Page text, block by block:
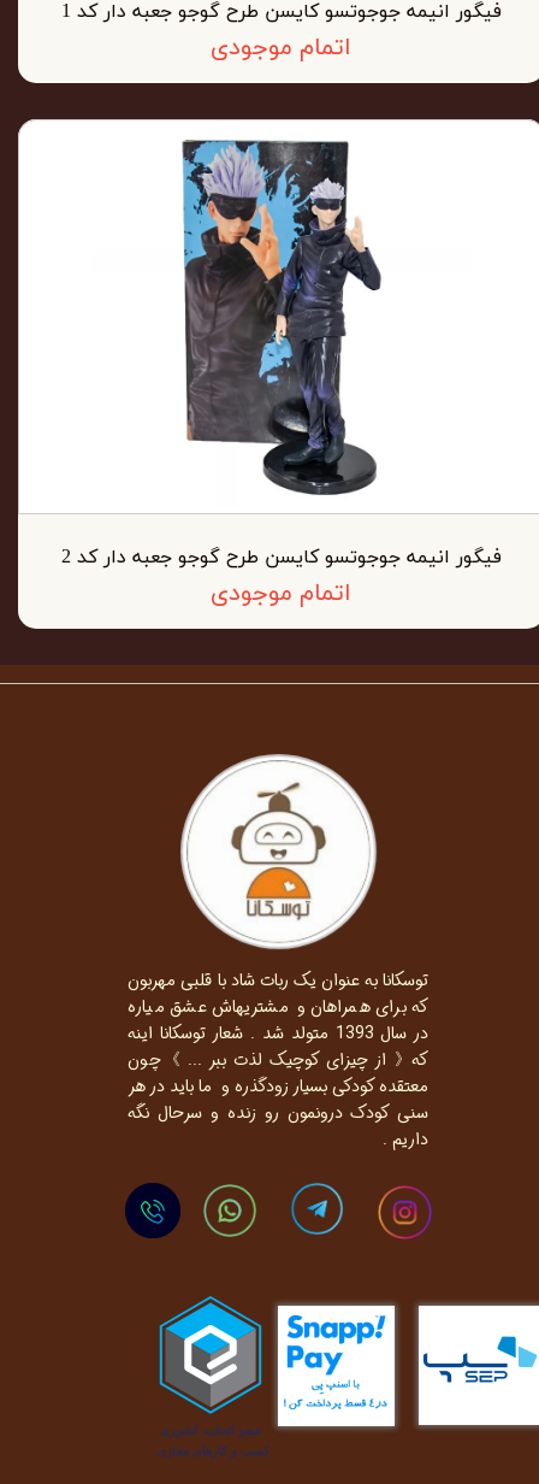
فیگور انیمه جوجوتسو کایسن طرح گوجو جعبه دار کد 1
اتمام موجودی
فیگور انیمه جوجوتسو کایسن طرح گوجو جعبه دار کد 2
اتمام موجودی
توسکانا به عنوان یک ربات شاد با قلبی مهربون
که برای همراهان و مشتریهاش عشق میاره
در سال 1393 متولد شد . شعار توسکانا اینه
که《 از چیزای کوچیک لذت ببر ... 》چون
معتقده کودکی بسیار زودگذره و ما باید در هر
سنی کودک درونمون رو زنده و سرحال نگه
داریم .